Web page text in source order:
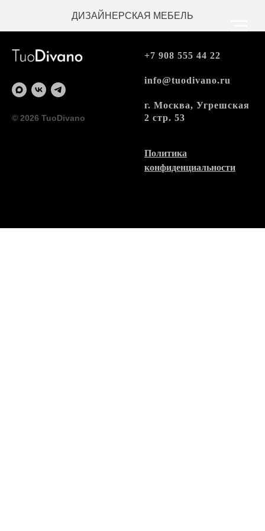
ДИЗАЙНЕРСКАЯ МЕБЕЛЬ
© 2026 TuoDivano
+7 908 555 44 22
info@tuodivano.ru
г. Москва, Угрешская
2 стр. 53
Политика
конфиденциальности